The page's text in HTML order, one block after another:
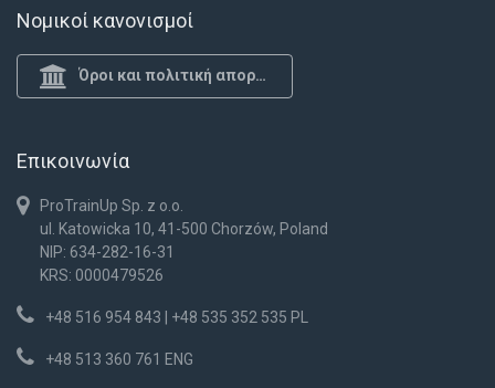
Νομικοί κανονισμοί
Όροι και πολιτική απορρήτου
Επικοινωνία
ProTrainUp Sp. z o.o.
ul. Katowicka 10, 41-500 Chorzów, Poland
NIP: 634-282-16-31
KRS: 0000479526
+48 516 954 843 | +48 535 352 535 PL
+48 513 360 761 ENG